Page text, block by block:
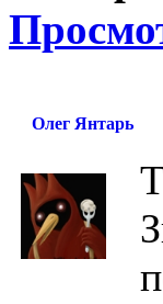
Олег Янтарь